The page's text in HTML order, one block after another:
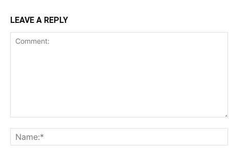
LEAVE A REPLY